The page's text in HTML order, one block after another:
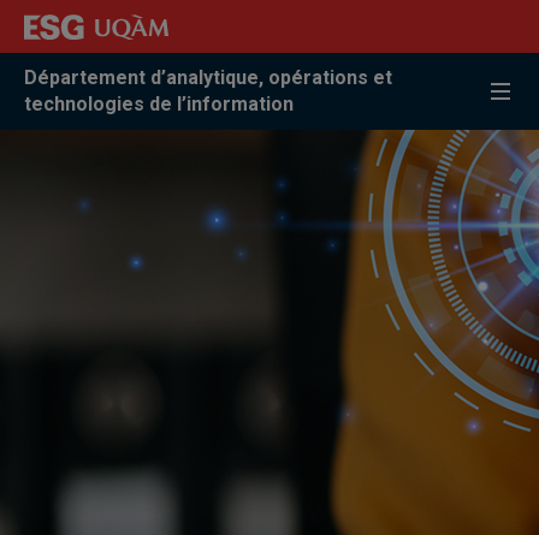
Accéder
recherche
Accéder
menu
pricipal
Accéder
zone
centrale
Département d’analytique, opérations et
technologies de l’information